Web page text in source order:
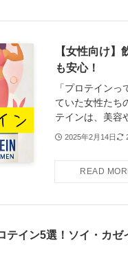
【女性向け
も安心！
「プロテイン
ていた女性たち
テインは、美容
2025年2月14日
テイン5選！ソイ・カゼ